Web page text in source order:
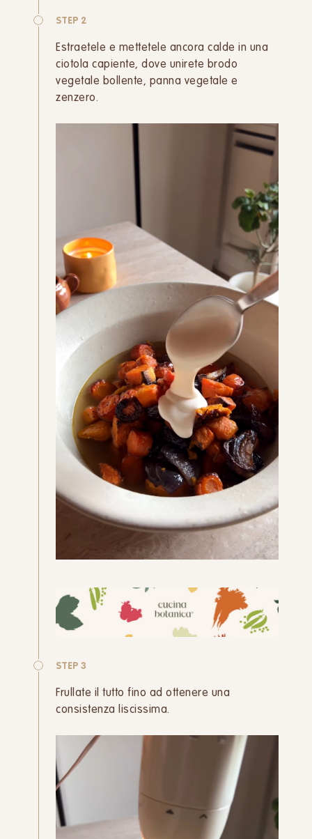
STEP 2
Estraetele e mettetele ancora calde in una
ciotola capiente, dove unirete brodo
vegetale bollente, panna vegetale e
zenzero.
STEP 3
Frullate il tutto fino ad ottenere una
consistenza liscissima.